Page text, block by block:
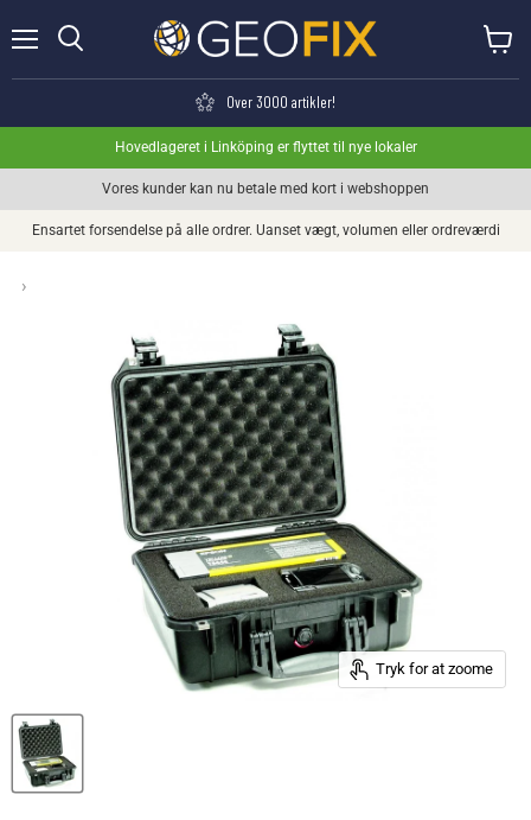
Over 3000 artikler!
Hovedlageret i Linköping er flyttet til nye lokaler
Vores kunder kan nu betale med kort i webshoppen
Ensartet forsendelse på alle ordrer. Uanset vægt, volumen eller ordreværdi
›
Tryk for at zoome